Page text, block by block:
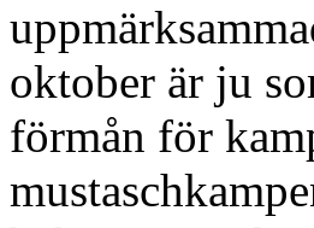
oktober är ju
förmån för